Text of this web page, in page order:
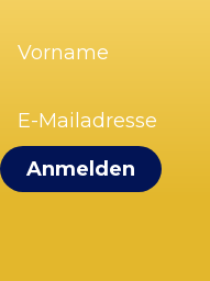
(erforderlich)
Mailadresse
Visit Zandvoort
Kontakt